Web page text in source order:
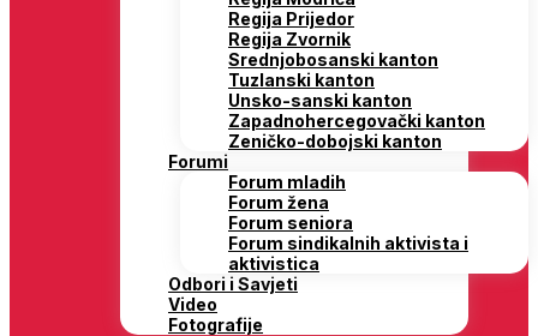
Regija Prijedor
Regija Zvornik
Srednjobosanski kanton
Tuzlanski kanton
Unsko-sanski kanton
Zapadnohercegovački kanton
Zeničko-dobojski kanton
Forumi
Forum mladih
Forum žena
Forum seniora
Forum sindikalnih aktivista i
aktivistica
Odbori i Savjeti
Video
Fotografije